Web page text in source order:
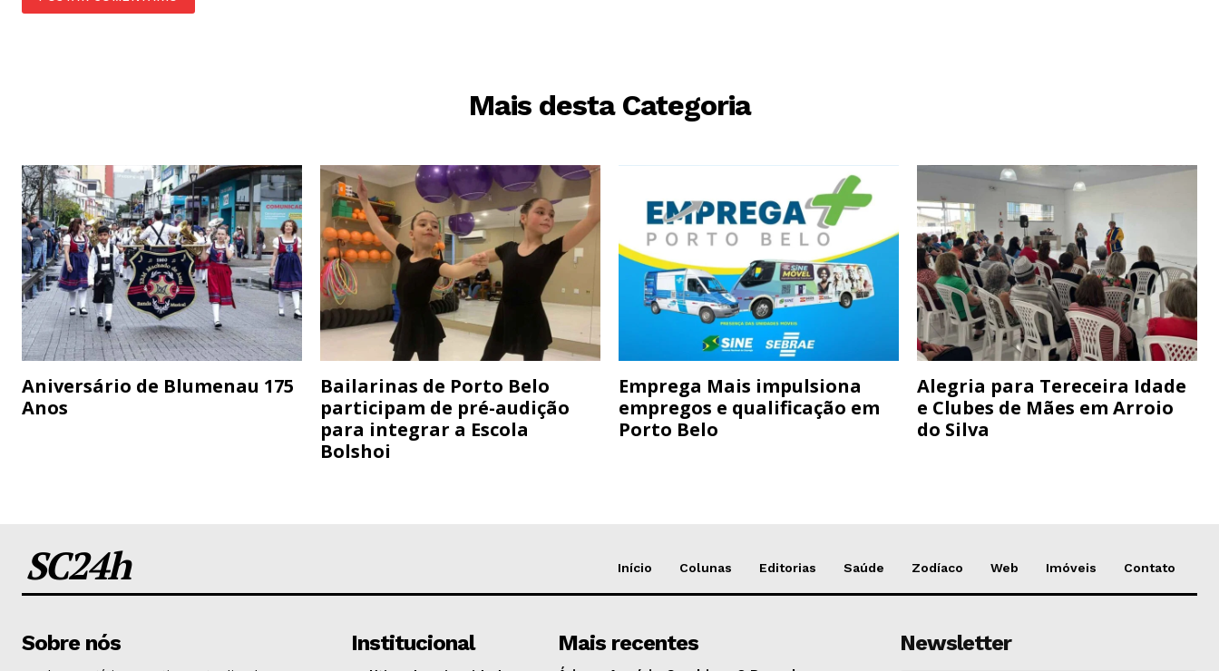
Mais desta Categoria
Aniversário de Blumenau 175
Anos
Bailarinas de Porto Belo
participam de pré-audição
para integrar a Escola
Bolshoi
Emprega Mais impulsiona
empregos e qualificação em
Porto Belo
Alegria para Tereceira Idade
e Clubes de Mães em Arroio
do Silva
SC24h Início Colunas Editorias Saúde Zodíaco Web Imóveis Contato
Sobre nós Institucional Mais recentes Newsletter